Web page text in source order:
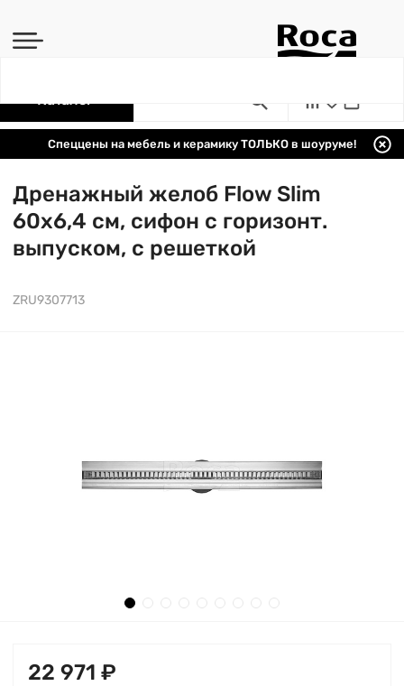
Каталог
Спеццены на мебель и керамику ТОЛЬКО в шоуруме!
Дренажный желоб Flow Slim
60х6,4 см, сифон с горизонт.
выпуском, с решеткой
ZRU9307713
22 971 ₽